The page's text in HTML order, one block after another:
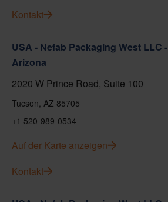
Kontakt
USA - Nefab Packaging West LLC -
Arizona
2020 W Prince Road, Suite 100
Tucson, AZ 85705
+1 520-989-0534
Auf der Karte anzeigen
Kontakt